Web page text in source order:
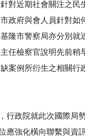
對近期社會關注之民
政府與會人員針對如
隆市警察局亦分別就
任檢察官說明先前稍
案例所衍生之相關行
政院就此次國際局
強化橫向聯繫與資